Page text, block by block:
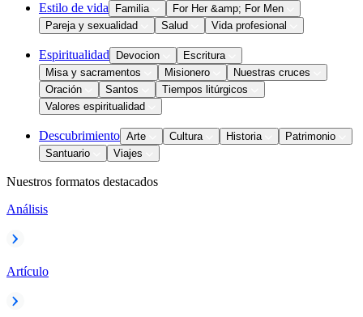
Estilo de vida Familia
For Her &amp; For Men
Pareja y sexualidad
Salud Vida profesional
Espiritualidad Devocion
Escritura
Misa y sacramentos
Misionero
Nuestras cruces
Oración
Santos
Tiempos litúrgicos
Valores espiritualidad
Descubrimiento Arte Cultura Historia
Patrimonio
Santuario
Viajes
Nuestros formatos destacados
Análisis
Artículo